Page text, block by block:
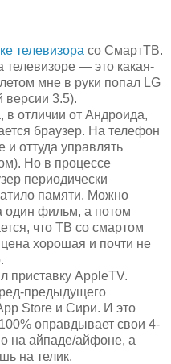
телевизора со СмартТВ.
телевизоре — это какая-
мне в руки попал LG
версии 3.5).
в отличии от Андроида,
браузер. На телефон
оттуда управлять
Но в процессе
периодически
памяти. Можно
один фильм, а потом
что ТВ со смартом
хорошая и почти не
приставку AppleTV.
предыдущего
Store и Сири. И это
оправдывает свои 4-
на айпаде/айфоне, а
на телик.